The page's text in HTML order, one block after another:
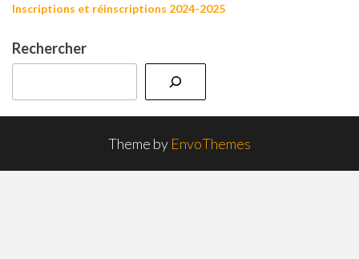
Inscriptions et réinscriptions 2024-2025
Rechercher
Theme by EnvoThemes